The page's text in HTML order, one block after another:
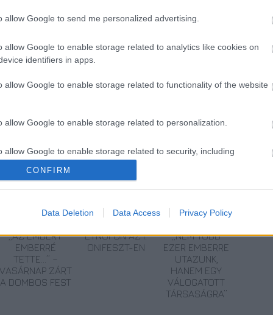
allow Google to send me personalized advertising.
allow Google to enable storage related to analytics like cookies on
identifiers in apps.
allow Google to enable storage related to functionality of the website
allow Google to enable storage related to personalization.
allow Google to enable storage related to security, including
functionality and fraud prevention, and other user protection.
CONFIRM
Data Deletion Data Access Privacy Policy
szép, technikás, nagyvonalú zúzda, az
színvonalon.
és a Demolition társaságában április 9-én lép
„AZ EMBERT
EMBERRÉ
TETTE…” –
VASÁRNAP ZÁRT
A DOMBOS FEST
ETNOFON AZ I.
ONIFESZT-EN
„NEM TÖBB
EZER EMBERRE
UTAZUNK,
HANEM EGY
VÁLOGATOTT
TÁRSASÁGRA”